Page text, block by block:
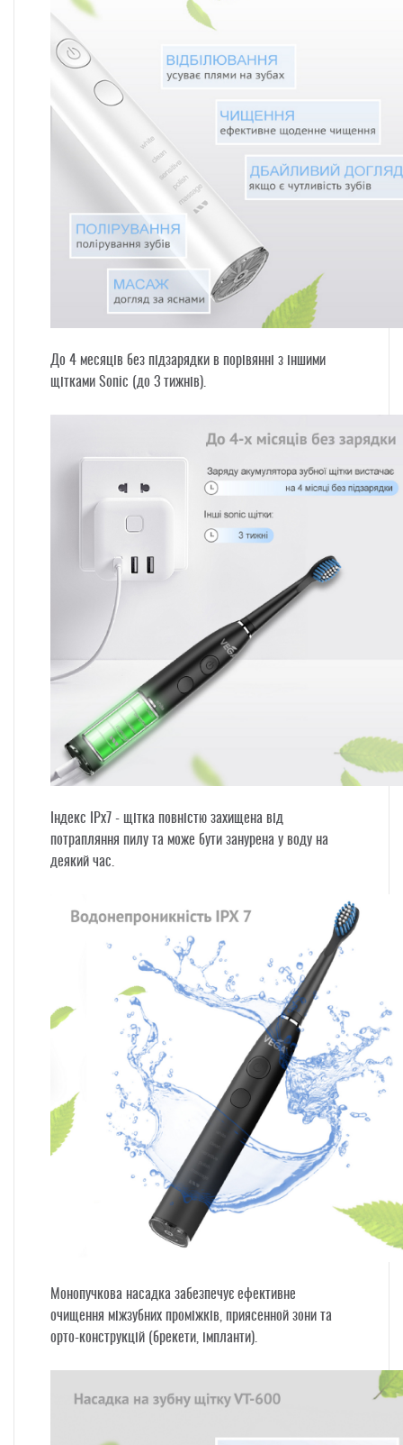
До 4 месяців без підзарядки в порівянні з іншими
щітками Sonic (до 3 тижнів).
Індекс IPx7 - щітка повністю захищена від
потрапляння пилу та може бути занурена у воду на
деякий час.
Монопучкова насадка забезпечує ефективне
очищення міжзубних проміжків, приясенной зони та
орто-конструкцій (брекети, імпланти).